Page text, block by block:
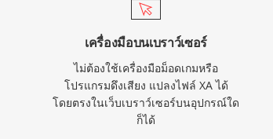
เครื่องมือบนเบราว์เซอร์
ไม่ต้องใช้เครื่องมือม็อดเกมหรือ
โปรแกรมดึงเสียง แปลงไฟล์ XA ได้
โดยตรงในเว็บเบราว์เซอร์บนอุปกรณ์ใด
ก็ได้